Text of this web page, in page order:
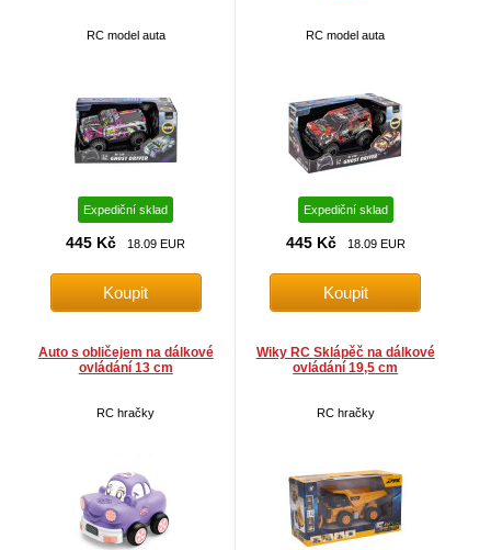
RC model auta
Expediční sklad
445 Kč 18.09 EUR
RC model auta
Expediční sklad
445 Kč 18.09 EUR
Auto s obličejem na dálkové
ovládání 13 cm
RC hračky
Wiky RC Sklápěč na dálkové
ovládání 19,5 cm
RC hračky